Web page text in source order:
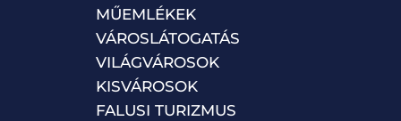
MŰEMLÉKEK
VÁROSLÁTOGATÁS
VILÁGVÁROSOK
KISVÁROSOK
FALUSI TURIZMUS